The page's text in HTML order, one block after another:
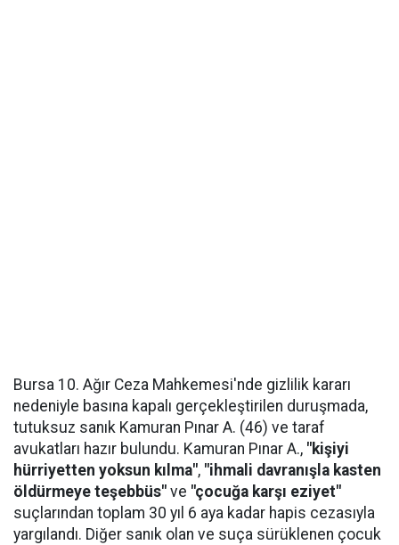
Bursa 10. Ağır Ceza Mahkemesi'nde gizlilik kararı
nedeniyle basına kapalı gerçekleştirilen duruşmada,
tutuksuz sanık Kamuran Pınar A. (46) ve taraf
avukatları hazır bulundu. Kamuran Pınar A., "kişiyi
hürriyetten yoksun kılma", "ihmali davranışla kasten
öldürmeye teşebbüs" ve "çocuğa karşı eziyet"
suçlarından toplam 30 yıl 6 aya kadar hapis cezasıyla
yargılandı. Diğer sanık olan ve suça sürüklenen çocuk